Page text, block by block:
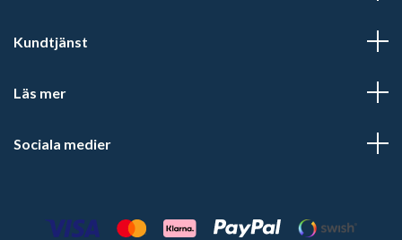
Kundtjänst
Läs mer
Sociala medier